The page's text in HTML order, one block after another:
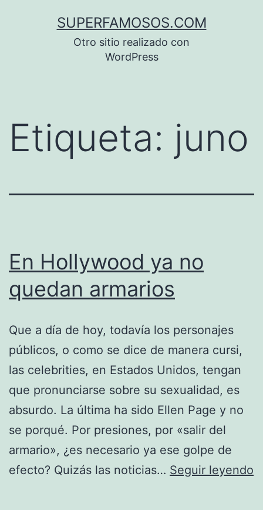
SUPERFAMOSOS.COM
Otro sitio realizado con
WordPress
Etiqueta: juno
En Hollywood ya no
quedan armarios
Que a día de hoy, todavía los personajes
públicos, o como se dice de manera cursi,
las celebrities, en Estados Unidos, tengan
que pronunciarse sobre su sexualidad, es
absurdo. La última ha sido Ellen Page y no
se porqué. Por presiones, por «salir del
armario», ¿es necesario ya ese golpe de
efecto? Quizás las noticias… Seguir leyendo